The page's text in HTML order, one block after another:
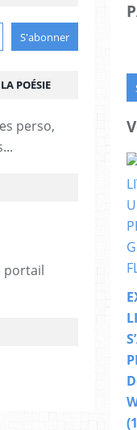
POÉSIE
perso,
portail